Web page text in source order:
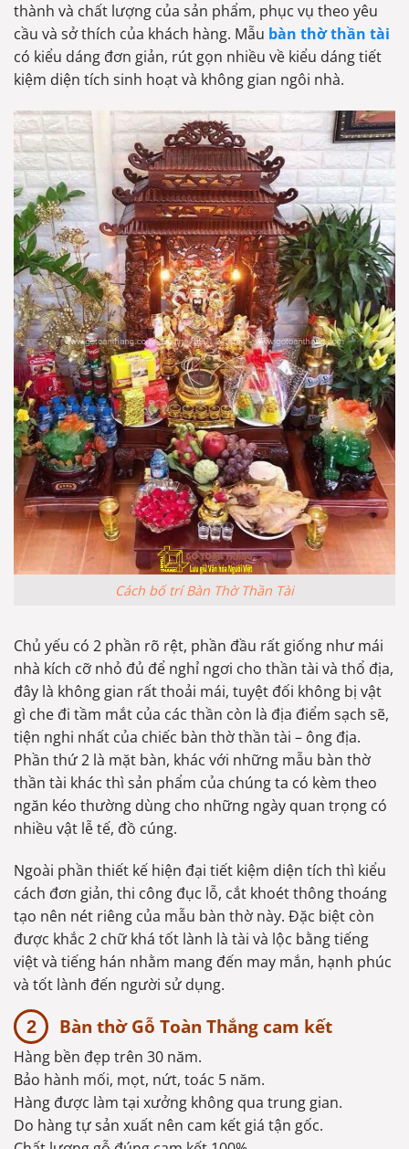
thành và chất lượng của sản phẩm, phục vụ theo yêu
cầu và sở thích của khách hàng. Mẫu bàn thờ thần tài
có kiểu dáng đơn giản, rút gọn nhiều về kiểu dáng tiết
kiệm diện tích sinh hoạt và không gian ngôi nhà.
Cách bố trí Bàn Thờ Thần Tài
Chủ yếu có 2 phần rõ rệt, phần đầu rất giống như mái
nhà kích cỡ nhỏ đủ để nghỉ ngơi cho thần tài và thổ địa,
đây là không gian rất thoải mái, tuyệt đối không bị vật
gì che đi tầm mắt của các thần còn là địa điểm sạch sẽ,
tiện nghi nhất của chiếc bàn thờ thần tài – ông địa.
Phần thứ 2 là mặt bàn, khác với những mẫu bàn thờ
thần tài khác thì sản phẩm của chúng ta có kèm theo
ngăn kéo thường dùng cho những ngày quan trọng có
nhiều vật lễ tế, đồ cúng.
Ngoài phần thiết kế hiện đại tiết kiệm diện tích thì kiểu
cách đơn giản, thi công đục lỗ, cắt khoét thông thoáng
tạo nên nét riêng của mẫu bàn thờ này. Đặc biệt còn
được khắc 2 chữ khá tốt lành là tài và lộc bằng tiếng
việt và tiếng hán nhằm mang đến may mắn, hạnh phúc
và tốt lành đến người sử dụng.
Bàn thờ Gỗ Toàn Thắng cam kết
Hàng bền đẹp trên 30 năm.
Bảo hành mối, mọt, nứt, toác 5 năm.
Hàng được làm tại xưởng không qua trung gian.
Do hàng tự sản xuất nên cam kết giá tận gốc.